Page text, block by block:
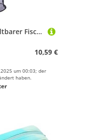
1. 60 Cm-200 cm Faltbarer Fischerkorb Schnitt Trockener Speicherkäfig Tragbarer Eimer Für Lebende Fische Minnows Köder Professionelles Angelturniernetz
10,59 €
um 00:03; der
haben.